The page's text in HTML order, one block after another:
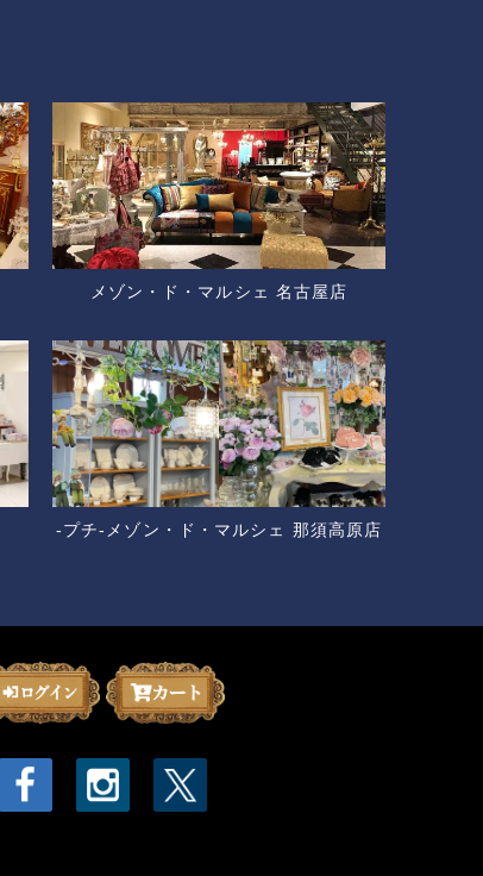
メゾン・ド・マルシェ 名古屋店
-プチ-メゾン・ド・マルシェ 那須高原店